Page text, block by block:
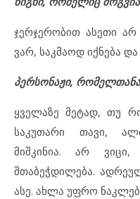
ჯერჯერობით ასეთი არ
ვარ, საკმაოდ იქნება
პერსონაჟი,
ყველაზე მეტად, თუ
საკუთარი თავი,
მიშკინია. არ
შთაბეჭდილება.
ასე. ახლა უფრო